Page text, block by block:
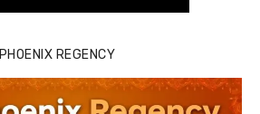
PHOENIX REGENCY